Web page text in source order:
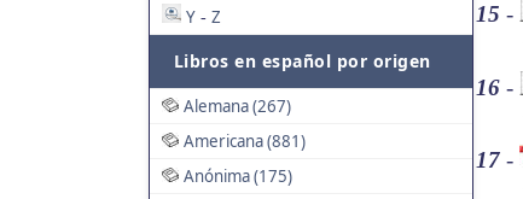
Y - Z
Libros en español por origen
Alemana (267)
Americana (881)
Anónima (175)
15 -
16 -
17 -